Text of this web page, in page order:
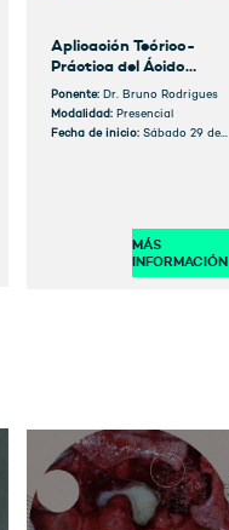
Aplicación Teórico-
Práctica del Ácido
Hialurónico en
Odontología. Curso
Presencial (Lisboa)
Ponente: Dr. Bruno Rodrigues
Modalidad: Presencial
Fecha de inicio: Sábado 29 de
MÁS
INFORMACIÓN